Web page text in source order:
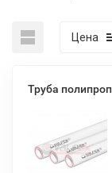
Цена
Труба